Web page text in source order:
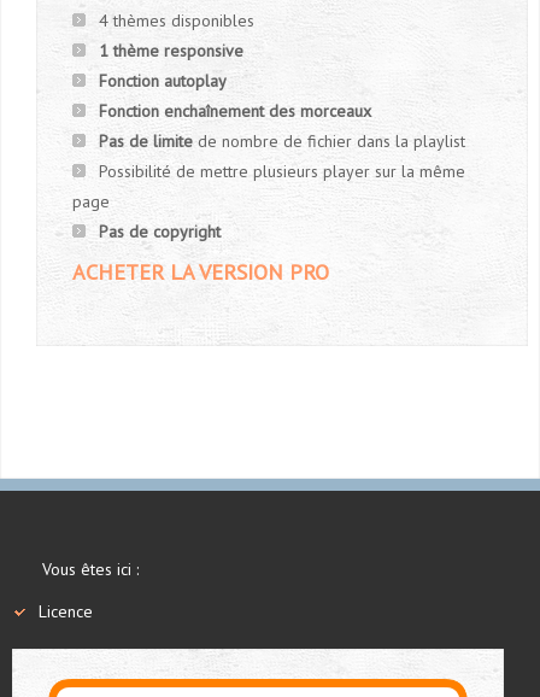
4 thèmes disponibles
1 thème responsive
Fonction autoplay
Fonction enchaînement des morceaux
Pas de limitede nombre de fichier dans la playlist
Possibilité de mettre plusieurs player sur la même
page
Pas de copyright
ACHETER LA VERSION PRO
Vous êtes ici :
Licence